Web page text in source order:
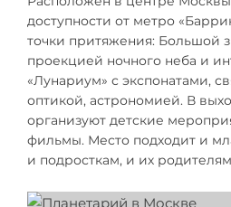
доступности от метро
точки притяжения: Большой
проекцией ночного неба и
«Лунариум» с экспонатами,
оптикой, астрономией. В
организуют детские
фильмы. Место подходит и
и подросткам, и их